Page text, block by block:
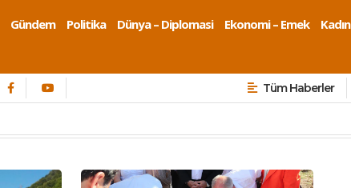
Gündem Politika Dünya – Diplomasi Ekonomi – Emek Kadın
Tüm Haberler